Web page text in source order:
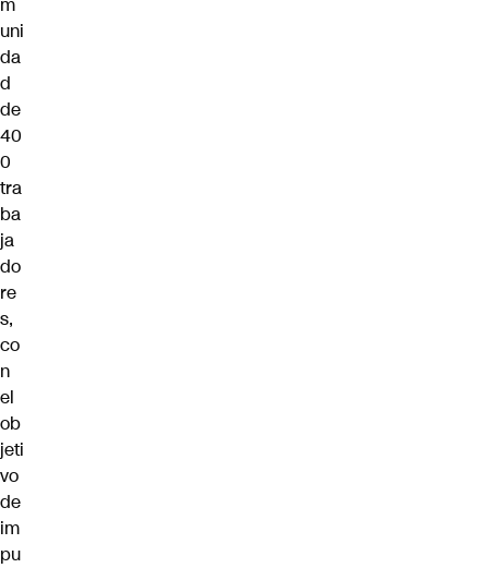
uni
da
d
de
40
0
tra
ba
ja
do
re
s,
co
n
el
ob
jeti
vo
de
im
pu